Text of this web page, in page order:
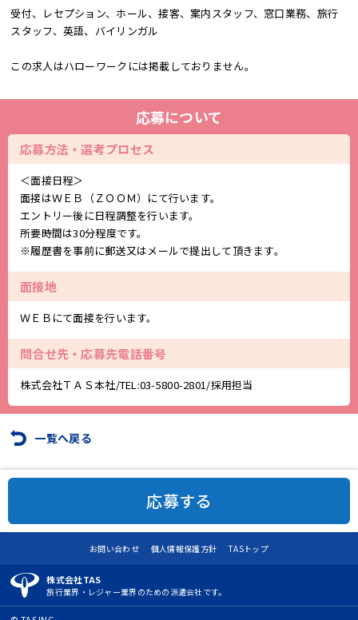
受付、レセプション、ホール、接客、案内スタッフ、窓口業務、旅行
スタッフ、英語、バイリンガル
この求人はハローワークには掲載しておりません。
応募について
応募方法・選考プロセス
＜面接日程＞
面接はＷＥＢ（ＺＯＯＭ）にて行います。
エントリー後に日程調整を行います。
所要時間は30分程度です。
※履歴書を事前に郵送又はメールで提出して頂きます。
面接地
ＷＥＢにて面接を行います。
問合せ先・応募先電話番号
株式会社ＴＡＳ本社/TEL:03-5800-2801 /採用担当
一覧へ戻る
応募する
お問い合わせ 個人情報保護方針 TASトップ
株式会社TAS
旅行業界・レジャー業界のための派遣会社です。